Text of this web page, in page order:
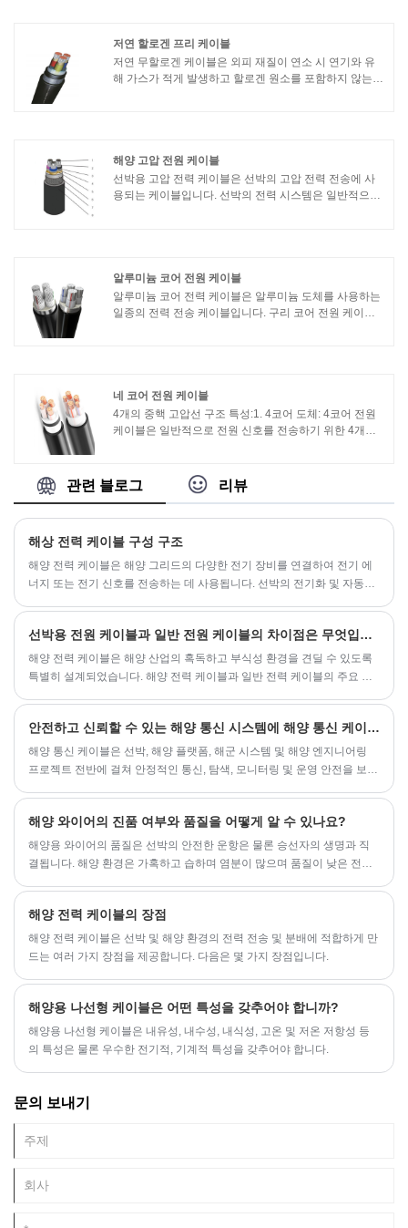
저연 할로겐 프리 케이블
저연 무할로겐 케이블은 외피 재질이 연소 시 연기와 유
해 가스가 적게 발생하고 할로겐 원소를 포함하지 않는
해양 고압 전원 케이블
선박용 고압 전력 케이블은 선박의 고압 전력 전송에 사
용되는 케이블입니다. 선박의 전력 시스템은 일반적으로
알루미늄 코어 전원 케이블
알루미늄 코어 전력 케이블은 알루미늄 도체를 사용하는
일종의 전력 전송 케이블입니다. 구리 코어 전원 케이블
알루미늄은 우수한 전기 전도성을 가진 우수한 전도성 재
료이며 전력 신호를 효과적으로 전달할 수 있습니다.
네 코어 전원 케이블
4개의 중핵 고압선 구조 특성:1. 4코어 도체: 4코어 전원
케이블은 일반적으로 전원 신호를 전송하기 위한 4개의
관련 블로그 리뷰
해상 전력 케이블 구성 구조
해양 전력 케이블은 해양 그리드의 다양한 전기 장비를 연결하여 전기 에
너지 또는 전기 신호를 전송하는 데 사용됩니다. 선박의 전기화 및 자동화
선박용 전원 케이블과 일반 전원 케이블의 차이점은 무엇입니까?
해양 전력 케이블은 해양 산업의 혹독하고 부식성 환경을 견딜 수 있도록
특별히 설계되었습니다. 해양 전력 케이블과 일반 전력 케이블의 주요 차
안전하고 신뢰할 수 있는 해양 통신 시스템에 해양 통신 케이블이 필수적인 이유
해양 통신 케이블은 선박, 해양 플랫폼, 해군 시스템 및 해양 엔지니어링
프로젝트 전반에 걸쳐 안정적인 통신, 탐색, 모니터링 및 운영 안전을 보장
해양 와이어의 진품 여부와 품질을 어떻게 알 수 있나요?
해양용 와이어의 품질은 선박의 안전한 운항은 물론 승선자의 생명과 직
결됩니다. 해양 환경은 가혹하고 습하며 염분이 많으며 품질이 낮은 전선
다. 체계적이고 주의 깊게 조사하며 경험에 의존해야 합니다. 직관에만 의
존하는 것만으로는 충분하지 않습니다.
해양 전력 케이블의 장점
해양 전력 케이블은 선박 및 해양 환경의 전력 전송 및 분배에 적합하게 만
드는 여러 가지 장점을 제공합니다. 다음은 몇 가지 장점입니다.
해양용 나선형 케이블은 어떤 특성을 갖추어야 합니까?
해양용 나선형 케이블은 내유성, 내수성, 내식성, 고온 및 저온 저항성 등
의 특성은 물론 우수한 전기적, 기계적 특성을 갖추어야 합니다.
문의 보내기